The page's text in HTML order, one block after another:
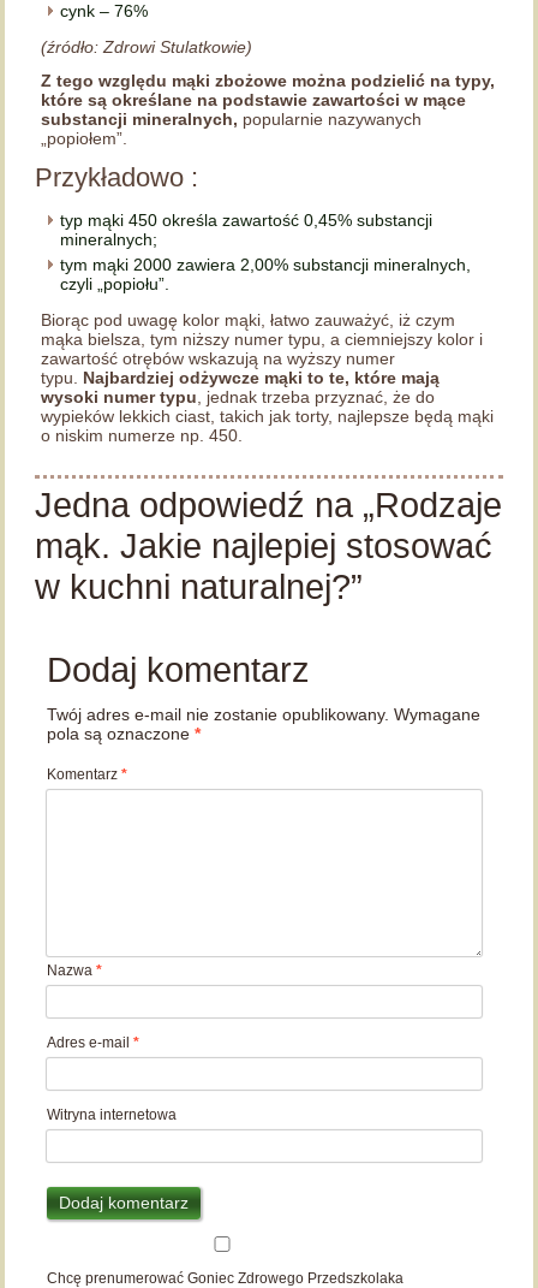
cynk – 76%
(źródło: Zdrowi Stulatkowie)
Z tego względu mąki zbożowe można podzielić na typy,
które są określane na podstawie zawartości w mące
substancji mineralnych, popularnie nazywanych
„popiołem”.
Przykładowo :
typ mąki 450 określa zawartość 0,45% substancji
mineralnych;
tym mąki 2000 zawiera 2,00% substancji mineralnych,
czyli „popiołu”.
Biorąc pod uwagę kolor mąki, łatwo zauważyć, iż czym
mąka bielsza, tym niższy numer typu, a ciemniejszy kolor i
zawartość otrębów wskazują na wyższy numer
typu. Najbardziej odżywcze mąki to te, które mają
wysoki numer typu, jednak trzeba przyznać, że do
wypieków lekkich ciast, takich jak torty, najlepsze będą mąki
o niskim numerze np. 450.
Jedna odpowiedź na „Rodzaje
mąk. Jakie najlepiej stosować
w kuchni naturalnej?”
Dodaj komentarz
Twój adres e-mail nie zostanie opublikowany. Wymagane
pola są oznaczone*
Komentarz*
Nazwa*
Adres e-mail*
Witryna internetowa
Chcę prenumerować Goniec Zdrowego Przedszkolaka